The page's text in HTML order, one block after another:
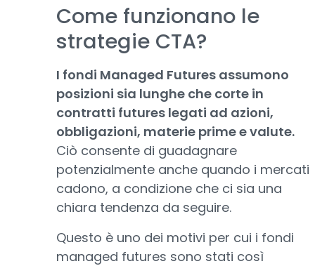
Come funzionano le
strategie CTA?
I fondi Managed Futures assumono
posizioni sia lunghe che corte in
contratti futures legati ad azioni,
obbligazioni, materie prime e valute.
Ciò consente di guadagnare
potenzialmente anche quando i mercati
cadono, a condizione che ci sia una
chiara tendenza da seguire.
Questo è uno dei motivi per cui i fondi
managed futures sono stati così